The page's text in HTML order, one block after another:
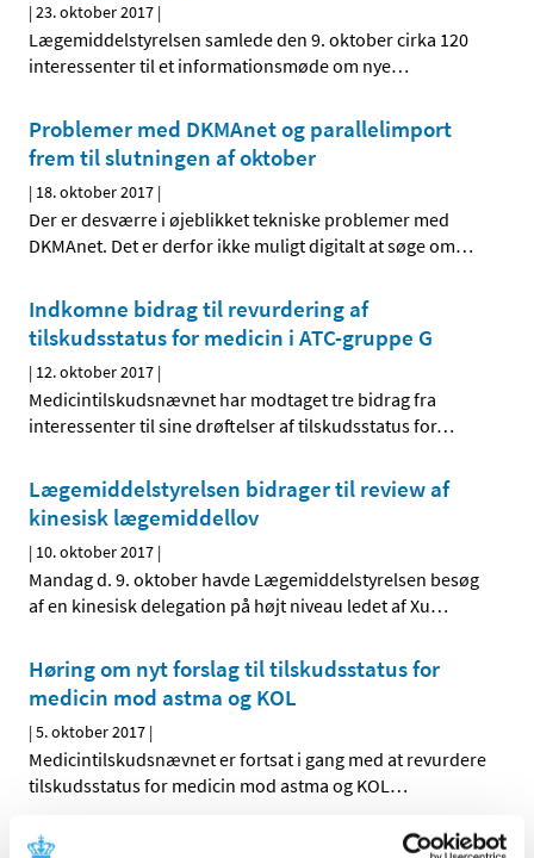
|23. oktober 2017 |
Lægemiddelstyrelsen samlede den 9. oktober cirka 120
interessenter til et informationsmøde om nye…
Problemer med DKMAnet og parallelimport
frem til slutningen af oktober
| 18. oktober 2017 |
Der er desværre i øjeblikket tekniske problemer med
DKMAnet. Det er derfor ikke muligt digitalt at søge om…
Indkomne bidrag til revurdering af
tilskudsstatus for medicin i ATC-gruppe G
| 12. oktober 2017 |
Medicintilskudsnævnet har modtaget tre bidrag fra
interessenter til sine drøftelser af tilskudsstatus for…
Lægemiddelstyrelsen bidrager til review af
kinesisk lægemiddellov
| 10. oktober 2017 |
Mandag d. 9. oktober havde Lægemiddelstyrelsen besøg
af en kinesisk delegation på højt niveau ledet af Xu…
Høring om nyt forslag til tilskudsstatus for
medicin mod astma og KOL
|5. oktober 2017 |
Medicintilskudsnævnet er fortsat i gang med at revurdere
tilskudsstatus for medicin mod astma og KOL…
Videnskabelig erfaringsopsamling på